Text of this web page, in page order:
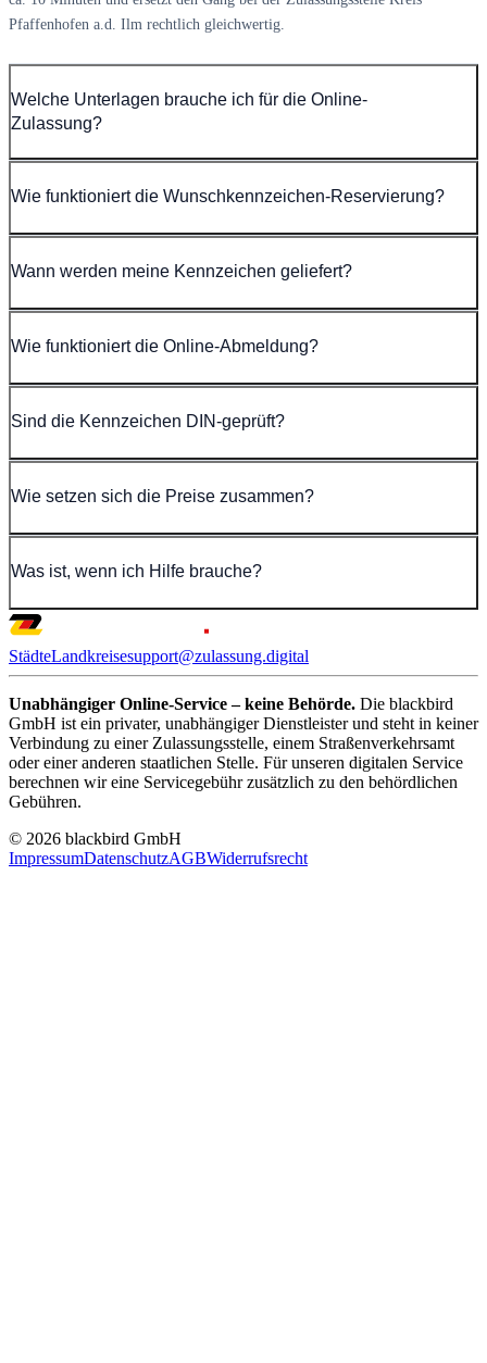
Pfaffenhofen a.d. Ilm rechtlich gleichwertig.
Welche Unterlagen brauche ich für die Online-
Zulassung?
Wie funktioniert die Wunschkennzeichen-Reservierung?
Wann werden meine Kennzeichen geliefert?
Wie funktioniert die Online-Abmeldung?
Sind die Kennzeichen DIN-geprüft?
Wie setzen sich die Preise zusammen?
Was ist, wenn ich Hilfe brauche?
StädteLandkreisesupport@zulassung.digital
Unabhängiger Online-Service – keine Behörde. Die blackbird
GmbH ist ein privater, unabhängiger Dienstleister und steht in keiner
Verbindung zu einer Zulassungsstelle, einem Straßenverkehrsamt
oder einer anderen staatlichen Stelle. Für unseren digitalen Service
berechnen wir eine Servicegebühr zusätzlich zu den behördlichen
Gebühren.
© 2026 blackbird GmbH
ImpressumDatenschutzAGBWiderrufsrecht